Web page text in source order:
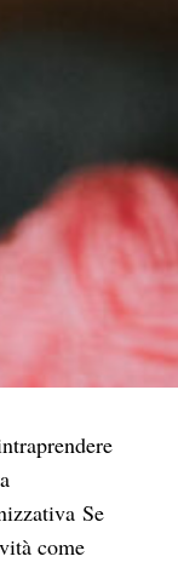
Se
come